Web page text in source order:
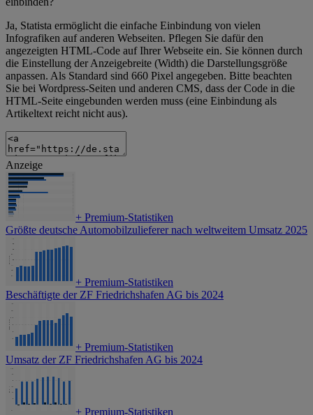
Ja, Statista ermöglicht die einfache Einbindung von vielen
Infografiken auf anderen Webseiten. Pflegen Sie dafür den
angezeigten HTML-Code auf Ihrer Webseite ein. Sie können durch
die Einstellung der Anzeigebreite (Width) die Darstellungsgröße
anpassen. Als Standard sind 660 Pixel angegeben. Bitte beachten
Sie bei Wordpress-Seiten und anderen CMS, dass der Code in die
HTML-Seite eingebunden werden muss (eine Einbindung als
Artikeltext reicht nicht aus).
Anzeige
+ Premium-Statistiken
Größte deutsche Automobilzulieferer nach weltweitem Umsatz 2025
+ Premium-Statistiken
Beschäftigte der ZF Friedrichshafen AG bis 2024
+ Premium-Statistiken
Umsatz der ZF Friedrichshafen AG bis 2024
+ Premium-Statistiken